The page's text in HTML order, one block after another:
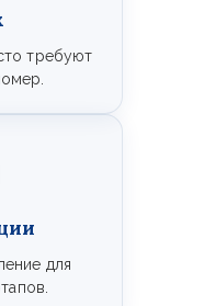
требуют
для